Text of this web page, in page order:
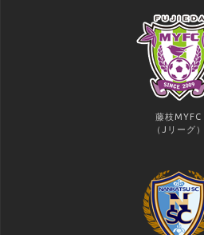
藤枝MYFC
（Jリーグ）